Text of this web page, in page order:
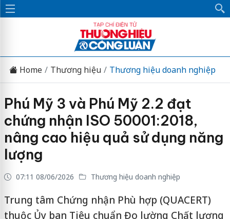
Home Thương hiệu Thương hiệu doanh nghiệp
Phú Mỹ 3 và Phú Mỹ 2.2 đạt
chứng nhận ISO 50001:2018,
nâng cao hiệu quả sử dụng năng
lượng
07:11 08/06/2026 Thương hiệu doanh nghiệp
Trung tâm Chứng nhận Phù hợp (QUACERT)
thuộc Ủy ban Tiêu chuẩn Đo lường Chất lượng